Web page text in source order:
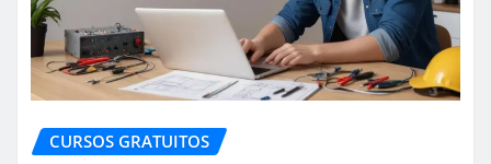
CURSOS GRATUITOS